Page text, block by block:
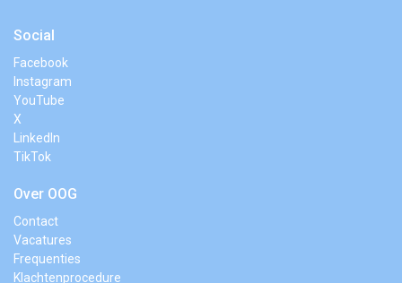
Social
Facebook
Instagram
YouTube
X
LinkedIn
TikTok
Over OOG
Contact
Vacatures
Frequenties
Klachtenprocedure